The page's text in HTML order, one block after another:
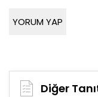
Diğer